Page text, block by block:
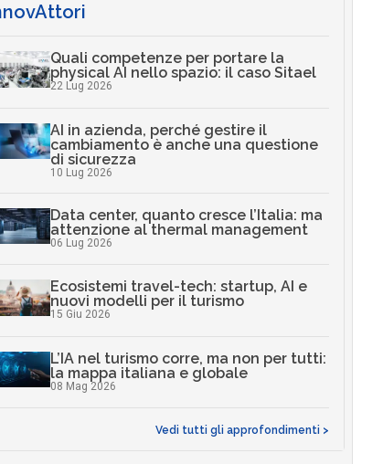
Quali competenze per portare la
physical AI nello spazio: il caso Sitael
22 Lug 2026
AI in azienda, perché gestire il
cambiamento è anche una questione
di sicurezza
10 Lug 2026
Data center, quanto cresce l’Italia: ma
attenzione al thermal management
06 Lug 2026
Ecosistemi travel-tech: startup, AI e
nuovi modelli per il turismo
15 Giu 2026
L’IA nel turismo corre, ma non per tutti:
la mappa italiana e globale
08 Mag 2026
Vedi tutti gli approfondimenti >